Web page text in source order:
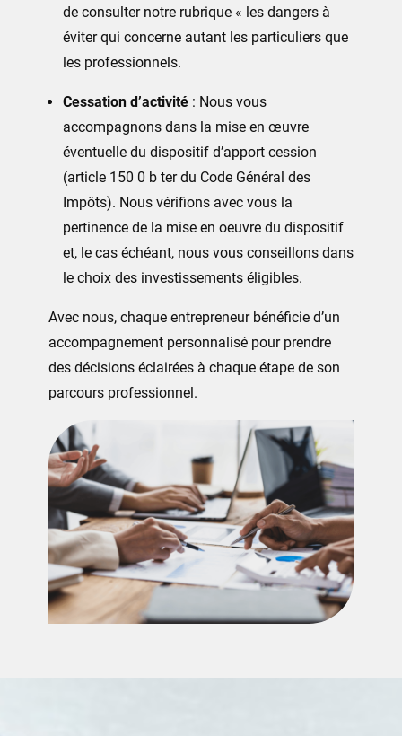
de consulter notre rubrique « les dangers à
éviter qui concerne autant les particuliers que
les professionnels.
Cessation d’activité : Nous vous
accompagnons dans la mise en œuvre
éventuelle du dispositif d’apport cession
(article 150 0 b ter du Code Général des
Impôts). Nous vérifions avec vous la
pertinence de la mise en oeuvre du dispositif
et, le cas échéant, nous vous conseillons dans
le choix des investissements éligibles.
Avec nous, chaque entrepreneur bénéficie d’un
accompagnement personnalisé pour prendre
des décisions éclairées à chaque étape de son
parcours professionnel.